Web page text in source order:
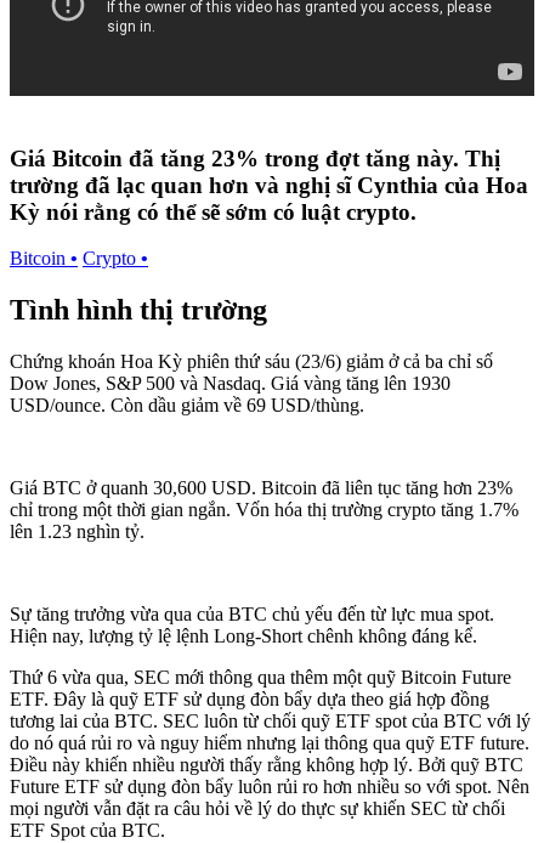
Giá Bitcoin đã tăng 23% trong đợt tăng này. Thị
trường đã lạc quan hơn và nghị sĩ Cynthia của Hoa
Kỳ nói rằng có thể sẽ sớm có luật crypto.
Bitcoin • Crypto •
Tình hình thị trường
Chứng khoán Hoa Kỳ phiên thứ sáu (23/6) giảm ở cả ba chỉ số
Dow Jones, S&P 500 và Nasdaq. Giá vàng tăng lên 1930
USD/ounce. Còn dầu giảm về 69 USD/thùng.
Giá BTC ở quanh 30,600 USD. Bitcoin đã liên tục tăng hơn 23%
chỉ trong một thời gian ngắn. Vốn hóa thị trường crypto tăng 1.7%
lên 1.23 nghìn tỷ.
Sự tăng trưởng vừa qua của BTC chủ yếu đến từ lực mua spot.
Hiện nay, lượng tỷ lệ lệnh Long-Short chênh không đáng kể.
Thứ 6 vừa qua, SEC mới thông qua thêm một quỹ Bitcoin Future
ETF. Đây là quỹ ETF sử dụng đòn bẩy dựa theo giá hợp đồng
tương lai của BTC. SEC luôn từ chối quỹ ETF spot của BTC với lý
do nó quá rủi ro và nguy hiểm nhưng lại thông qua quỹ ETF future.
Điều này khiến nhiều người thấy rằng không hợp lý. Bởi quỹ BTC
Future ETF sử dụng đòn bẩy luôn rủi ro hơn nhiều so với spot. Nên
mọi người vẫn đặt ra câu hỏi về lý do thực sự khiến SEC từ chối
ETF Spot của BTC.